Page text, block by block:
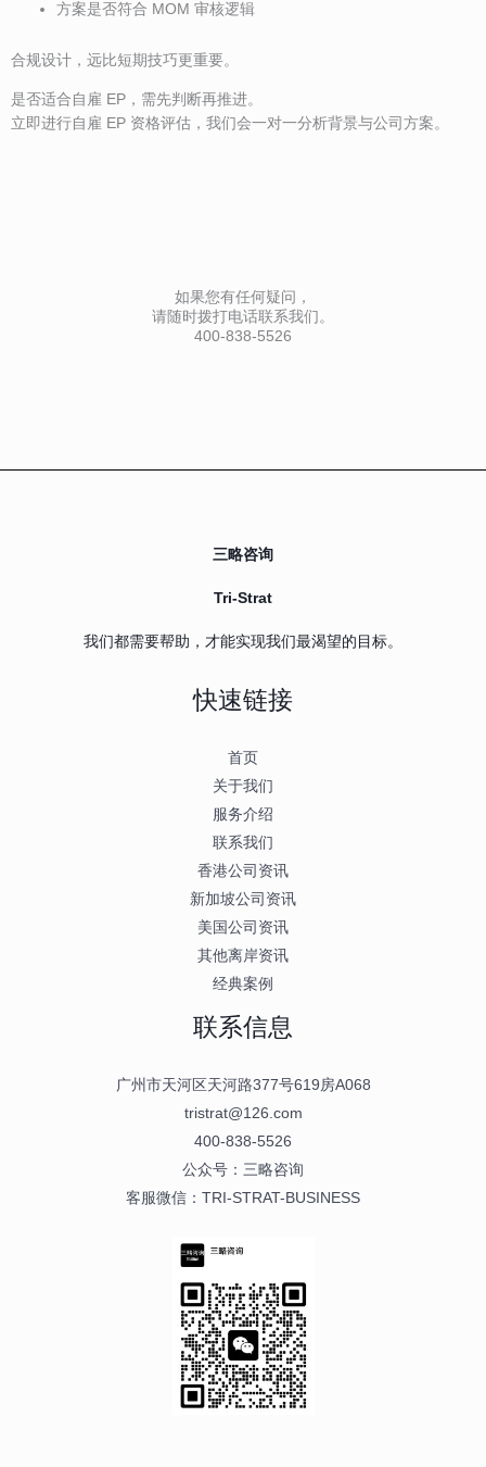
方案是否符合 MOM 审核逻辑
合规设计，远比短期技巧更重要。
是否适合自雇 EP，需先判断再推进。
立即进行自雇 EP 资格评估，我们会一对一分析背景与公司方案。
如果您有任何疑问，
请随时拨打电话联系我们。
400-838-5526
三略咨询
Tri-Strat
我们都需要帮助，才能实现我们最渴望的目标。
快速链接
首页
关于我们
服务介绍
联系我们
香港公司资讯
新加坡公司资讯
美国公司资讯
其他离岸资讯
经典案例
联系信息
广州市天河区天河路377号619房A068
tristrat@126.com
400-838-5526
公众号：三略咨询
客服微信：TRI-STRAT-BUSINESS